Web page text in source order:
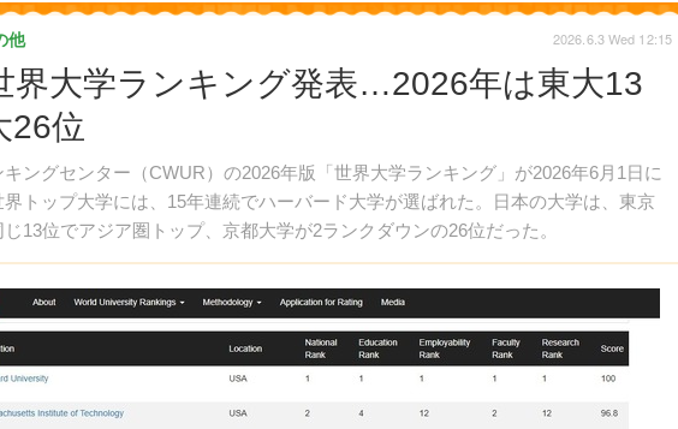
界大学ランキング発表…2026年は東大13
26位
ングセンター（CWUR）の2026年版「世界大学ランキング」が2026年6月1日に
トップ大学には、15年連続でハーバード大学が選ばれた。日本の大学は、東京
13位でアジア圏トップ、京都大学が2ランクダウンの26位だった。
他 2026.6.3 Wed 12:15